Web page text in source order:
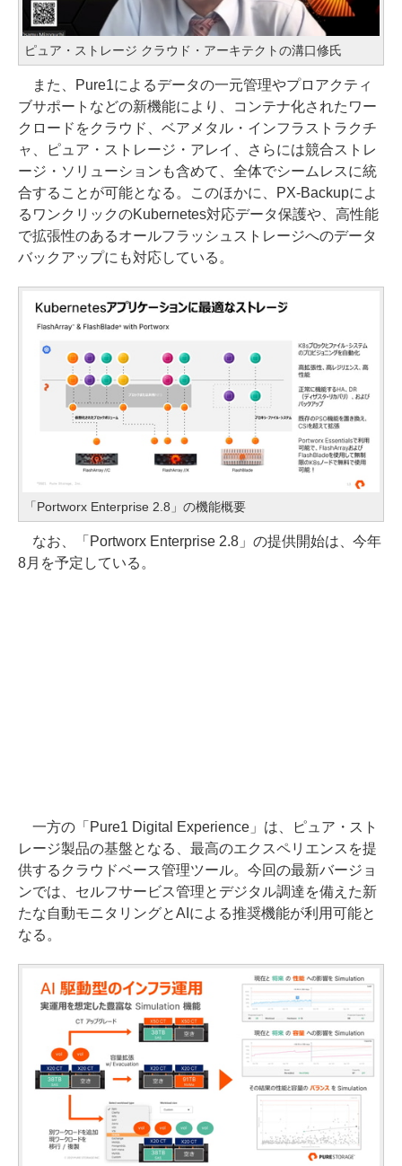
ピュア・ストレージ クラウド・アーキテクトの溝口修氏
また、Pure1によるデータの一元管理やプロアクティ
ブサポートなどの新機能により、コンテナ化されたワー
クロードをクラウド、ベアメタル・インフラストラクチ
ャ、ピュア・ストレージ・アレイ、さらには競合ストレ
ージ・ソリューションも含めて、全体でシームレスに統
合することが可能となる。このほかに、PX-Backupによ
るワンクリックのKubernetes対応データ保護や、高性能
で拡張性のあるオールフラッシュストレージへのデータ
バックアップにも対応している。
「Portworx Enterprise 2.8」の機能概要
なお、「Portworx Enterprise 2.8」の提供開始は、今年
8月を予定している。
一方の「Pure1 Digital Experience」は、ピュア・スト
レージ製品の基盤となる、最高のエクスペリエンスを提
供するクラウドベース管理ツール。今回の最新バージョ
ンでは、セルフサービス管理とデジタル調達を備えた新
たな自動モニタリングとAIによる推奨機能が利用可能と
なる。